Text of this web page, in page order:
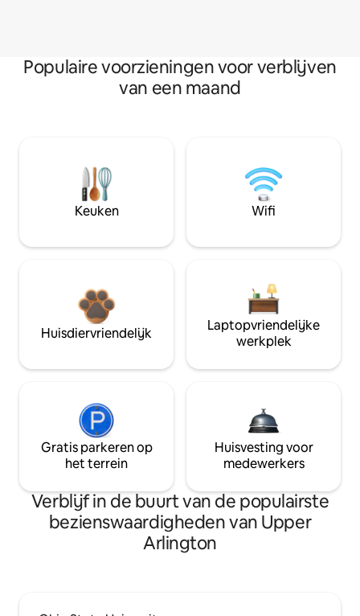
Populaire voorzieningen voor verblijven
van een maand
Keuken Wifi
Huisdiervriendelijk
Laptopvriendelijke
werkplek
Gratis parkeren op
het terrein
Huisvesting voor
medewerkers
Verblijf in de buurt van de populairste
bezienswaardigheden van Upper
Arlington